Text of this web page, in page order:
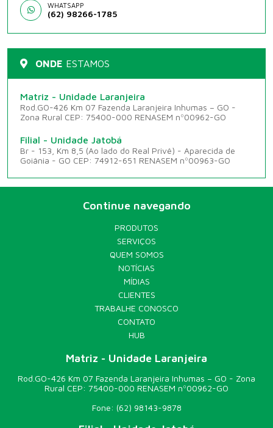
WHATSAPP
(62) 98266-1785
ONDE ESTAMOS
Matriz - Unidade Laranjeira
Rod.GO-426 Km 07 Fazenda Laranjeira Inhumas – GO -
Zona Rural CEP: 75400-000 RENASEM nº00962-GO
Filial - Unidade Jatobá
Br - 153, Km 8,5 (Ao lado do Real Privê) - Aparecida de
Goiânia - GO CEP: 74912-651 RENASEM nº00963-GO
Continue navegando
PRODUTOS
SERVIÇOS
QUEM SOMOS
NOTÍCIAS
MÍDIAS
CLIENTES
TRABALHE CONOSCO
CONTATO
HUB
Matriz - Unidade Laranjeira
Rod.GO-426 Km 07 Fazenda Laranjeira Inhumas – GO - Zona
Rural CEP: 75400-000 RENASEM nº00962-GO
Fone: (62) 98143-9878